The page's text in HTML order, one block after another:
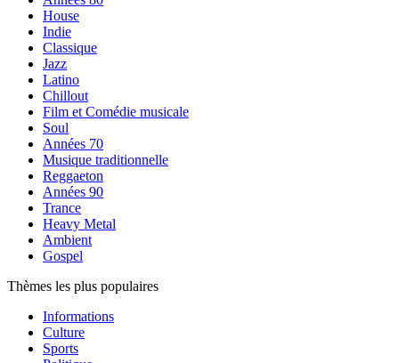
House
Indie
Classique
Jazz
Latino
Chillout
Film et Comédie musicale
Soul
Années 70
Musique traditionnelle
Reggaeton
Années 90
Trance
Heavy Metal
Ambient
Gospel
Thèmes les plus populaires
Informations
Culture
Sports